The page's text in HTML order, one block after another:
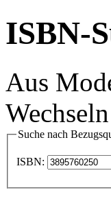
ISBN-
Aus
Suche nach
ISBN: